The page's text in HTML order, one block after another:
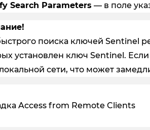
Search Parameters — в поле
поиска ключей Sentinel
установлен ключ Sentinel.
сети, что может
Access from Remote Clients